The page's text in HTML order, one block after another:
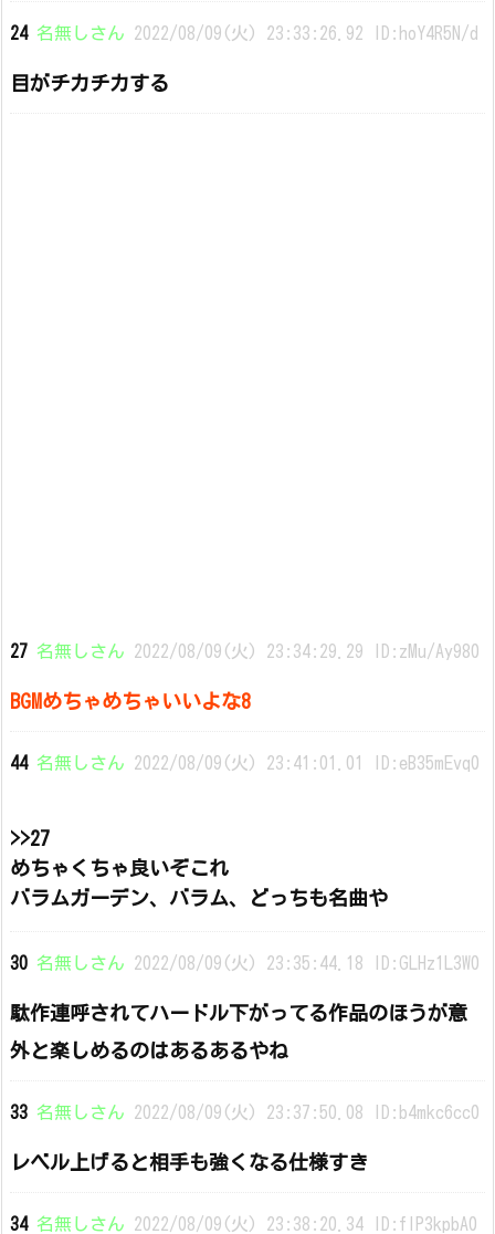
24 名無しさん 2022/08/09(火) 23:33:26.92 ID:hoY4R5N/d
目がチカチカする
27 名無しさん 2022/08/09(火) 23:34:29.29 ID:zMu/Ay980
BGMめちゃめちゃいいよな8
44 名無しさん 2022/08/09(火) 23:41:01.01 ID:eB35mEvq0
>>27
めちゃくちゃ良いぞこれ
バラムガーデン、バラム、どっちも名曲や
30 名無しさん 2022/08/09(火) 23:35:44.18 ID:GLHz1L3W0
駄作連呼されてハードル下がってる作品のほうが意
外と楽しめるのはあるあるやね
33 名無しさん 2022/08/09(火) 23:37:50.08 ID:b4mkc6cc0
レベル上げると相手も強くなる仕様すき
34 名無しさん 2022/08/09(火) 23:38:20.34 ID:fIP3kpbA0